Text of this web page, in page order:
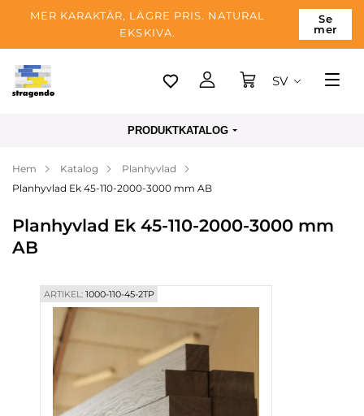
MER KARAKTÄR, LÄGRE PRIS. NATURAL
EKSKIVA.
Se
mer
Tallinn
Betalning
Blogg
SV
PRODUKTKATALOG
Hem Katalog
Planhyvlad
Planhyvlad Ek 45-110-2000-3000 mm AB
Planhyvlad Ek 45-110-2000-3000 mm
AB
ARTIKEL:1000-110-45-2TP